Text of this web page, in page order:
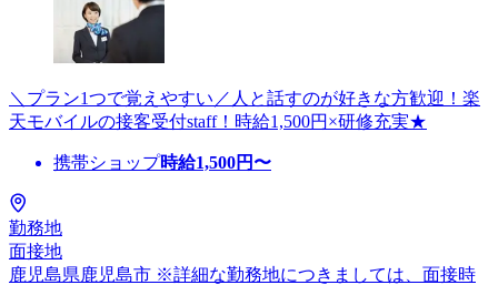
＼プラン1つで覚えやすい／人と話すのが好きな方歓迎！楽
天モバイルの接客受付staff！時給1,500円×研修充実★
携帯ショップ時給1,500円〜
勤務地
面接地
鹿児島県鹿児島市 ※詳細な勤務地につきましては、面接時